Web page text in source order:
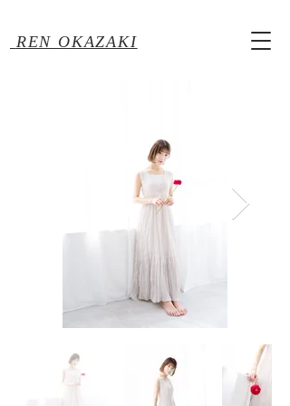
REN OKAZAKI